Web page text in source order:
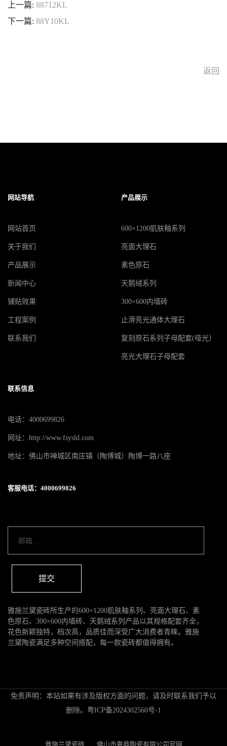
上一篇: 88712KL
下一篇: 88Y10KL
返回
网站导航
网站首页
关于我们
产品展示
新闻中心
铺贴效果
工程案例
联系我们
产品展示
600×1200肌肤釉系列
亮面大理石
素色原石
天鹅绒系列
300×600内墙砖
止滑亮光通体大理石
复刻原石系列子母配套(哑光）
亮光大理石子母配套
联系信息
电话：4000699826
网址：http://www.fsysld.com
地址：佛山市禅城区南庄镇（陶博城）陶博一路八座
客服电话：4000699826
提交
雅施兰黛瓷砖所生产的600×1200肌肤釉系列、亮面大理石、素
色原石、300×600内墙砖、天鹅绒系列产品以其规格配套齐全，
花色新颖独特，档次高，品质佳而深受广大消费者青睐。雅施
兰黛陶瓷满足多种空间搭配，每一款瓷砖都值得拥有。
免责声明：本站如果有涉及版权方面的问题，请及时联系我们予以
删除。 粤ICP备2024302560号-1
雅施兰黛瓷砖 佛山市粤鼎陶瓷有限公司官网